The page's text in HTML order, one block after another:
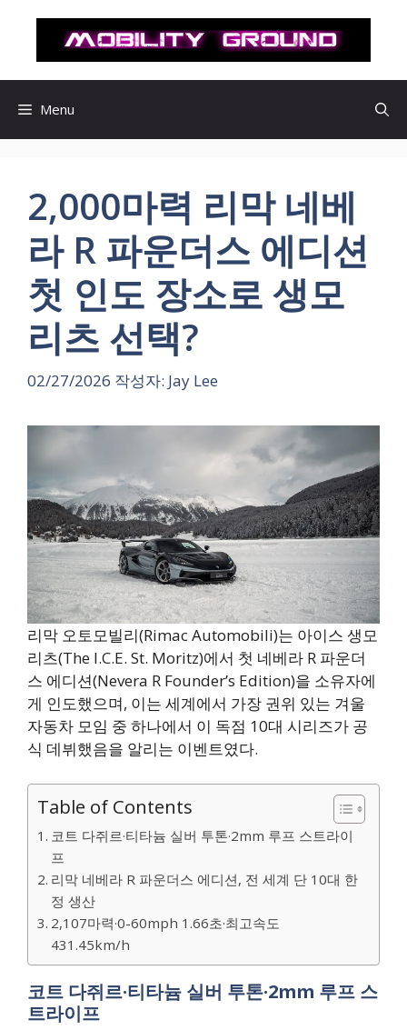
로
Menu
2,000마력 리막 네베
라 R 파운더스 에디션
첫 인도 장소로 생모
리츠 선택?
02/27/2026 작성자: Jay Lee
리막 오토모빌리(Rimac Automobili)는 아이스 생모
리츠(The I.C.E. St. Moritz)에서 첫 네베라 R 파운더
스 에디션(Nevera R Founder’s Edition)을 소유자에
게 인도했으며, 이는 세계에서 가장 권위 있는 겨울
자동차 모임 중 하나에서 이 독점 10대 시리즈가 공
식 데뷔했음을 알리는 이벤트였다.
Table of Contents
코트 다쥐르·티타늄 실버 투톤·2mm 루프 스트라이
프
리막 네베라 R 파운더스 에디션, 전 세계 단 10대 한
정 생산
2,107마력·0-60mph 1.66초·최고속도
431.45km/h
코트 다쥐르·티타늄 실버 투톤·2mm 루프 스
트라이프